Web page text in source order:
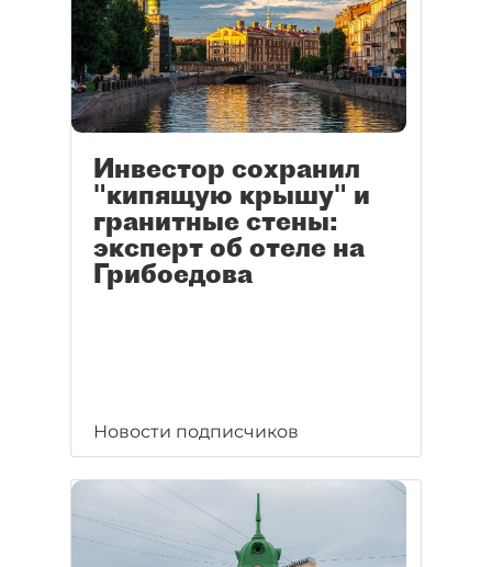
Инвестор сохранил
"кипящую крышу" и
гранитные стены:
эксперт об отеле на
Грибоедова
Новости подписчиков